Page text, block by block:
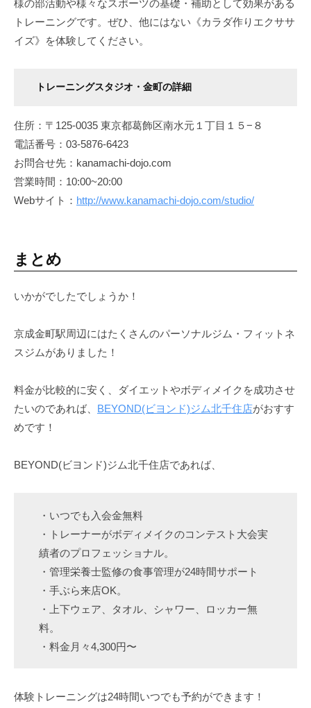
様の部活動や様々なスポーツの基礎・補助として効果がある
トレーニングです。ぜひ、他にはない《カラダ作りエクササ
イズ》を体験してください。
トレーニングスタジオ・金町の詳細
住所：〒125-0035 東京都葛飾区南水元１丁目１５−８
電話番号：03-5876-6423
お問合せ先：kanamachi-dojo.com
営業時間：10:00~20:00
Webサイト： http://www.kanamachi-dojo.com/studio/
まとめ
いかがでしたでしょうか！
京成金町駅周辺にはたくさんのパーソナルジム・フィットネ
スジムがありました！
料金が比較的に安く、ダイエットやボディメイクを成功させ
たいのであれば、 BEYOND(ビヨンド)ジム北千住店がおすす
めです！
BEYOND(ビヨンド)ジム北千住店であれば、
・いつでも入会金無料
・トレーナーがボディメイクのコンテスト大会実
績者のプロフェッショナル。
・管理栄養士監修の食事管理が24時間サポート
・手ぶら来店OK。
・上下ウェア、タオル、シャワー、ロッカー無
料。
・料金月々4,300円〜
体験トレーニングは24時間いつでも予約ができます！